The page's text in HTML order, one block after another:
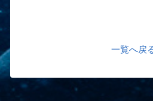
一覧へ戻